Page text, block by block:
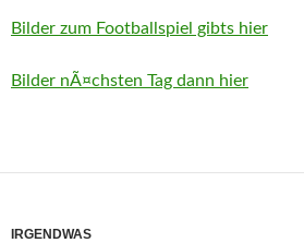
Bilder zum Footballspiel gibts hier
Bilder nÃ¤chsten Tag dann hier
IRGENDWAS